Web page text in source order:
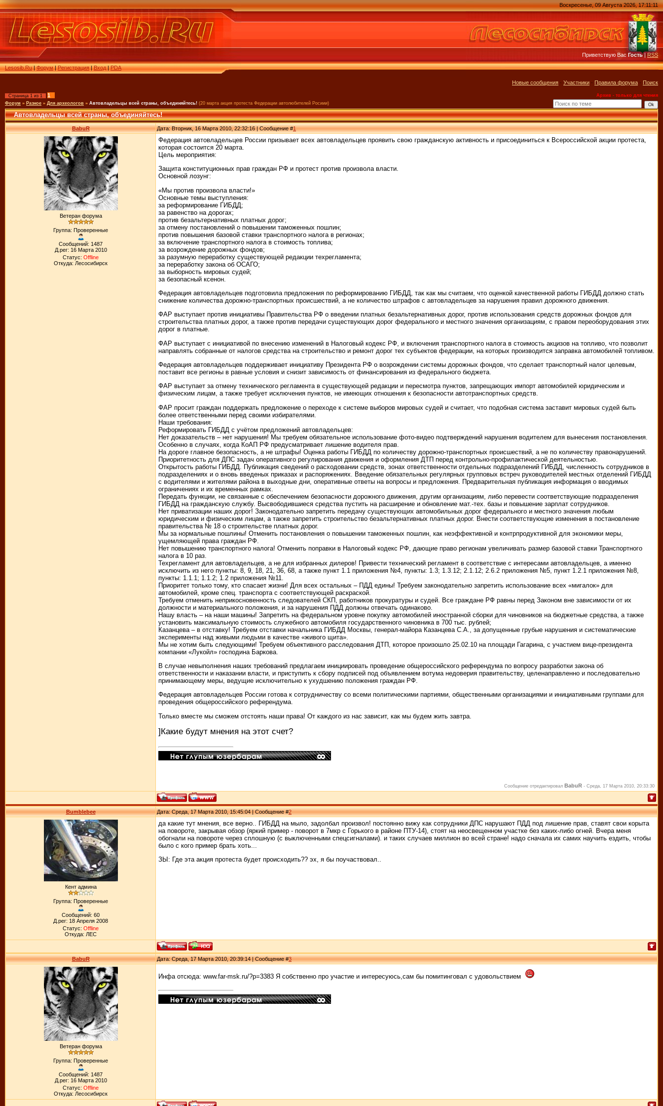
Lesosib.Ru|Форум|Регистрация|Вход|PDA
Воскресенье, 09 Августа 2026, 17:11:11
Приветствую ВасГость|RSS
Новые сообщения · Участники · Правила форума · Поиск
Страница 1 из 1 1
Архив - только для чтения
Форум » Разное » Для археологов » Автовладельцы всей страны, объединяйтесь! (20 марта акция протеста Федерации автолюбителей Росиии)
Автовладельцы всей страны, объединяйтесь!
BabuR Дата: Вторник, 16 Марта 2010, 22:32:16 | Сообщение #1
Ветеран форума
Группа: Проверенные
Сообщений: 1487
Д.рег: 16 Марта 2010
Статус: Offline
Откуда: Лесосибирск
Федерация автовладельцев России призывает всех автовладельцев проявить свою гражданскую активность и присоединиться к Всероссийской акции протеста,
которая состоится 20 марта.
Цель мероприятия:
Защита конституционных прав граждан РФ и протест против произвола власти.
Основной лозунг:
«Мы против произвола власти!»
Основные темы выступления:
за реформирование ГИБДД;
за равенство на дорогах;
против безальтернативных платных дорог;
за отмену постановлений о повышении таможенных пошлин;
против повышения базовой ставки транспортного налога в регионах;
за включение транспортного налога в стоимость топлива;
за возрождение дорожных фондов;
за разумную переработку существующей редакции техрегламента;
за переработку закона об ОСАГО;
за выборность мировых судей;
за безопасный ксенон.
Федерация автовладельцев подготовила предложения по реформированию ГИБДД, так как мы считаем, что оценкой качественной работы ГИБДД должно стать
снижение количества дорожно-транспортных происшествий, а не количество штрафов с автовладельцев за нарушения правил дорожного движения.
ФАР выступает против инициативы Правительства РФ о введении платных безальтернативных дорог, против использования средств дорожных фондов для
строительства платных дорог, а также против передачи существующих дорог федерального и местного значения организациям, с правом переоборудования этих
дорог в платные.
ФАР выступает с инициативой по внесению изменений в Налоговый кодекс РФ, и включения транспортного налога в стоимость акцизов на топливо, что позволит
направлять собранные от налогов средства на строительство и ремонт дорог тех субъектов федерации, на которых производится заправка автомобилей топливом.
Федерация автовладельцев поддерживает инициативу Президента РФ о возрождении системы дорожных фондов, что сделает транспортный налог целевым,
поставит все регионы в равные условия и снизит зависимость от финансирования из федерального бюджета.
ФАР выступает за отмену технического регламента в существующей редакции и пересмотра пунктов, запрещающих импорт автомобилей юридическим и
физическим лицам, а также требует исключения пунктов, не имеющих отношения к безопасности автотранспортных средств.
ФАР просит граждан поддержать предложение о переходе к системе выборов мировых судей и считает, что подобная система заставит мировых судей быть
более ответственными перед своими избирателями.
Наши требования:
Реформировать ГИБДД с учётом предложений автовладельцев:
Нет доказательств – нет нарушения! Мы требуем обязательное использование фото-видео подтверждений нарушения водителем для вынесения постановления.
Особенно в случаях, когда КоАП РФ предусматривает лишение водителя прав.
На дороге главное безопасность, а не штрафы! Оценка работы ГИБДД по количеству дорожно-транспортных происшествий, а не по количеству правонарушений.
Приоритетность для ДПС задач оперативного регулирования движения и оформления ДТП перед контрольно-профилактической деятельностью.
Открытость работы ГИБДД. Публикация сведений о расходовании средств, зонах ответственности отдельных подразделений ГИБДД, численность сотрудников в
подразделениях и о вновь введеных приказах и распоряжениях. Введение обязательных регулярных групповых встреч руководителей местных отделений ГИБДД
с водителями и жителями района в выходные дни, оперативные ответы на вопросы и предложения. Предварительная публикация информация о вводимых
ограничениях и их временных рамках.
Передать функции, не связанные с обеспечением безопасности дорожного движения, другим организациям, либо перевести соответствующие подразделения
ГИБДД на гражданскую службу. Высвободившиеся средства пустить на расширение и обновление мат.-тех. базы и повышение зарплат сотрудников.
Нет приватизации наших дорог! Законодательно запретить передачу существующих автомобильных дорог федерального и местного значения любым
юридическим и физическим лицам, а также запретить строительство безальтернативных платных дорог. Внести соответствующие изменения в постановление
правительства № 18 о строительстве платных дорог.
Мы за нормальные пошлины! Отменить постановления о повышении таможенных пошлин, как неэффективной и контрпродуктивной для экономики меры,
ущемляющей права граждан РФ.
Нет повышению транспортного налога! Отменить поправки в Налоговый кодекс РФ, дающие право регионам увеличивать размер базовой ставки Транспортного
налога в 10 раз.
Техрегламент для автовладельцев, а не для избранных дилеров! Привести технический регламент в соответствие с интересами автовладельцев, а именно
исключить из него пункты: 8, 9, 18, 21, 36, 68, а также пункт 1.1 приложения №4, пункты: 1.3; 1.3.12; 2.1.12; 2.6.2 приложения №5, пункт 1.2.1 приложения №8,
пункты: 1.1.1; 1.1.2; 1.2 приложения №11.
Приоритет только тому, кто спасает жизни! Для всех остальных – ПДД едины! Требуем законодательно запретить использование всех «мигалок» для
автомобилей, кроме спец. транспорта с соответствующей раскраской.
Требуем отменить неприкосновенность следователей СКП, работников прокуратуры и судей. Все граждане РФ равны перед Законом вне зависимости от их
должности и материального положения, и за нарушения ПДД должны отвечать одинаково.
Нашу власть – на наши машины! Запретить на федеральном уровне покупку автомобилей иностранной сборки для чиновников на бюджетные средства, а также
установить максимальную стоимость служебного автомобиля государственного чиновника в 700 тыс. рублей;
Казанцева – в отставку! Требуем отставки начальника ГИБДД Москвы, генерал-майора Казанцева С.А., за допущенные грубые нарушения и систематические
эксперименты над живыми людьми в качестве «живого щита».
Мы не хотим быть следующими! Требуем объективного расследования ДТП, которое произошло 25.02.10 на площади Гагарина, с участием вице-президента
компании «Лукойл» господина Баркова.
В случае невыполнения наших требований предлагаем инициировать проведение общероссийского референдума по вопросу разработки закона об
ответственности и наказании власти, и приступить к сбору подписей под объявлением вотума недоверия правительству, целенаправленно и последовательно
принимающему меры, ведущие исключительно к ухудшению положения граждан РФ.
Федерация автовладельцев России готова к сотрудничеству со всеми политическими партиями, общественными организациями и инициативными группами для
проведения общероссийского референдума.
Только вместе мы сможем отстоять наши права! От каждого из нас зависит, как мы будем жить завтра.
]Какие будут мнения на этот счет?
Сообщение отредактировал BabuR - Среда, 17 Марта 2010, 20:33:30
Bumblebee Дата: Среда, 17 Марта 2010, 15:45:04 | Сообщение #2
Кент админа
Группа: Проверенные
Сообщений: 60
Д.рег: 18 Апреля 2008
Статус: Offline
Откуда: ЛЕС
да какие тут мнения, все верно.. ГИБДД на мыло, задолбал произвол! постоянно вижу как сотрудники ДПС нарушают ПДД под лишение прав, ставят свои корыта
на повороте, закрывая обзор (яркий пример - поворот в 7мкр с Горького в районе ПТУ-14), стоят на неосвещенном участке без каких-либо огней. Вчера меня
обогнали на повороте через сплошную (с выключенными спецсигналами). и таких случаев миллион во всей стране! надо сначала их самих научить ездить, чтобы
было с кого пример брать хоть...
ЗЫ: Где эта акция протеста будет происходить?? эх, я бы поучаствовал..
BabuR Дата: Среда, 17 Марта 2010, 20:39:14 | Сообщение #3
Ветеран форума
Группа: Проверенные
Сообщений: 1487
Д.рег: 16 Марта 2010
Статус: Offline
Откуда: Лесосибирск
Инфа отсюда: www.far-msk.ru/?p=3383 Я собственно про участие и интересуюсь,сам бы помитинговал с удовольствием